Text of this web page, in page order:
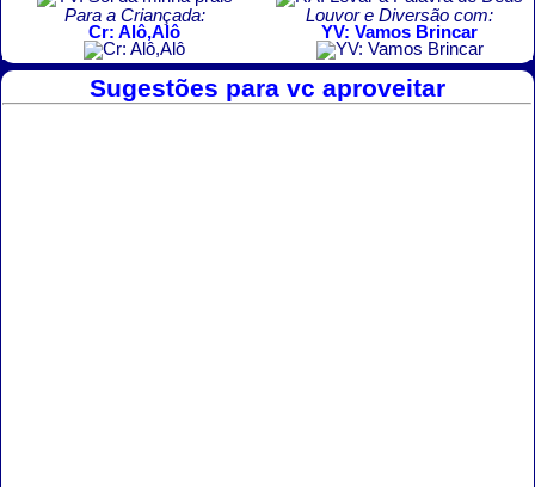
Para a Criançada:
Cr: Alô,Alô
Louvor e Diversão com:
YV: Vamos Brincar
Sugestões para vc aproveitar